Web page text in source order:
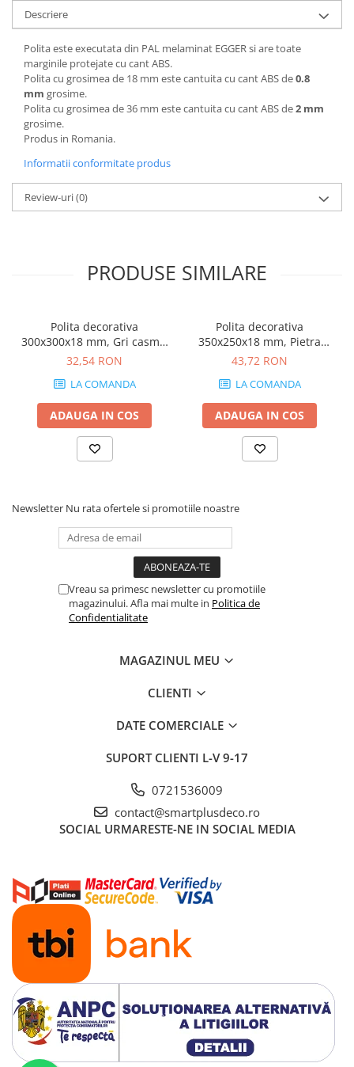
Descriere
Polita este executata din PAL melaminat EGGER si are toate
marginile protejate cu cant ABS.
Polita cu grosimea de 18 mm este cantuita cu cant ABS de0.8
mm grosime.
Polita cu grosimea de 36 mm este cantuita cu cant ABS de2 mm
grosime.
Produs in Romania.
Informatii conformitate produs
Review-uri(0)
PRODUSE SIMILARE
Polita decorativa
300x300x18 mm, Gri casmir
U702 ST9, grosime 18 mm
32,54 RON
LA COMANDA
ADAUGA IN COS
Polita decorativa
350x250x18 mm, Pietra
Grigia negru F206 ST9,
43,72 RON
LA COMANDA
ADAUGA IN COS
Newsletter Nu rata ofertele si promotiile noastre
Vreau sa primesc newsletter cu promotiile
magazinului. Afla mai multe in Politica de
Confidentialitate
MAGAZINUL MEU
CLIENTI
DATE COMERCIALE
SUPORT CLIENTI L-V 9-17
0721536009
contact@smartplusdeco.ro
SOCIAL URMARESTE-NE IN SOCIAL MEDIA